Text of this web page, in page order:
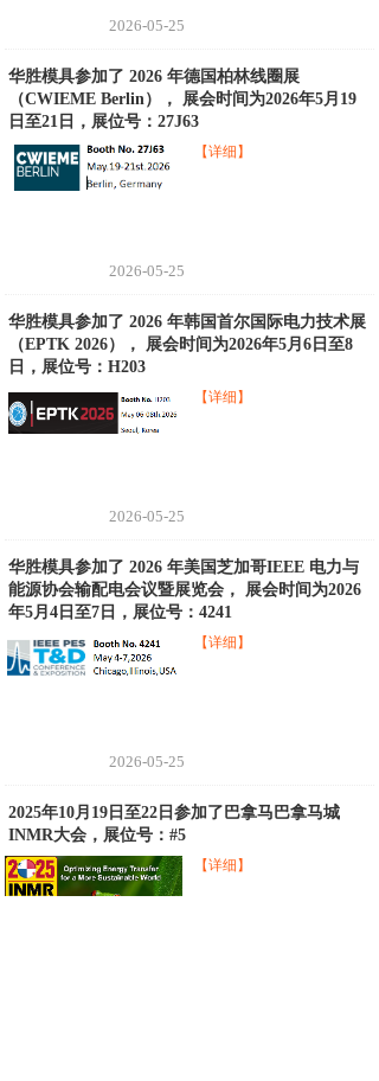
2026-05-25
华胜模具参加了 2026 年德国柏林线圈展
（CWIEME Berlin）， 展会时间为2026年5月19
日至21日，展位号：27J63
【详细】
2026-05-25
华胜模具参加了 2026 年韩国首尔国际电力技术展
（EPTK 2026）， 展会时间为2026年5月6日至8
日，展位号：H203
【详细】
2026-05-25
华胜模具参加了 2026 年美国芝加哥IEEE 电力与
能源协会输配电会议暨展览会， 展会时间为2026
年5月4日至7日，展位号：4241
【详细】
2026-05-25
2025年10月19日至22日参加了巴拿马巴拿马城
INMR大会，展位号：#5
【详细】